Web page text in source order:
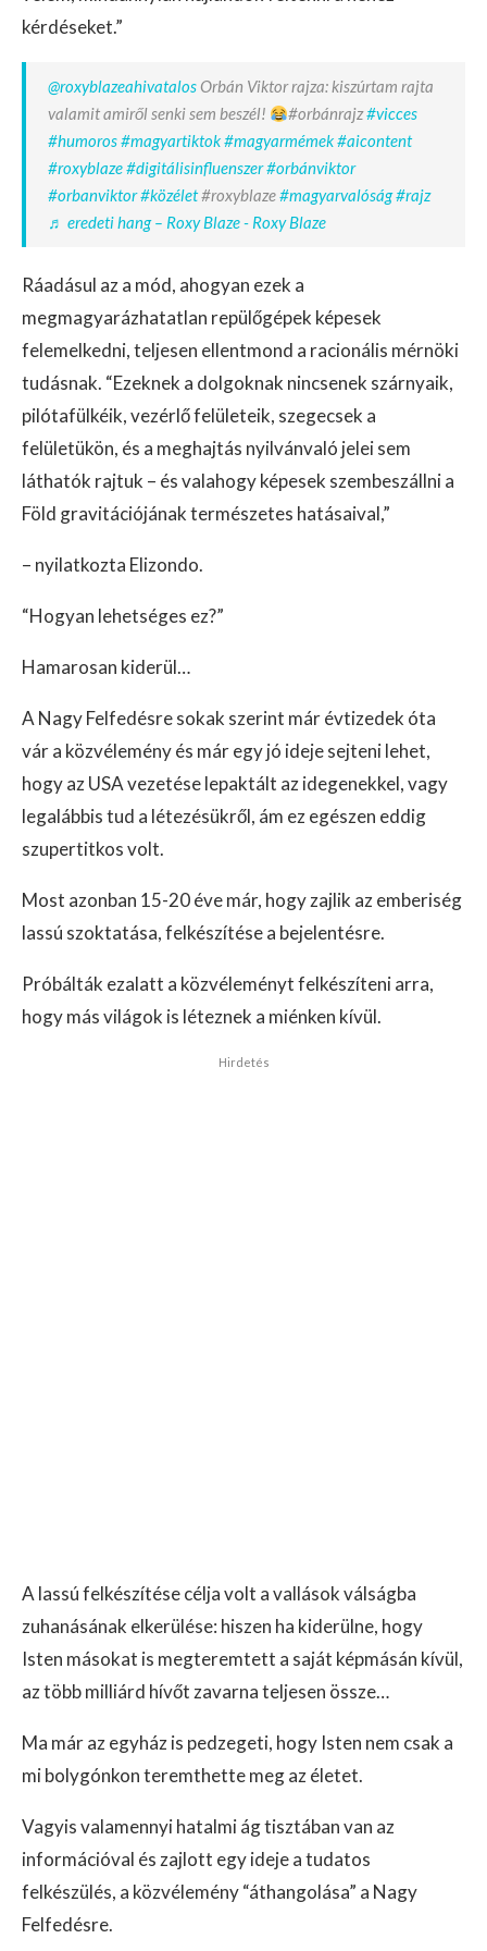
kérdéseket.”
@roxyblazeahivatalosOrbán Viktor rajza: kiszúrtam rajta
valamit amiről senki sem beszél!
#orbánrajz#vicces
#humoros#magyartiktok#magyarmémek#aicontent
#roxyblaze#digitálisinfluenszer#orbánviktor
#orbanviktor#közélet#roxyblaze#magyarvalóság#rajz
♬ eredeti hang – Roxy Blaze - Roxy Blaze
Ráadásul az a mód, ahogyan ezek a
megmagyarázhatatlan repülőgépek képesek
felemelkedni, teljesen ellentmond a racionális mérnöki
tudásnak. “Ezeknek a dolgoknak nincsenek szárnyaik,
pilótafülkéik, vezérlő felületeik, szegecsek a
felületükön, és a meghajtás nyilvánvaló jelei sem
láthatók rajtuk – és valahogy képesek szembeszállni a
Föld gravitációjának természetes hatásaival,”
– nyilatkozta Elizondo.
“Hogyan lehetséges ez?”
Hamarosan kiderül…
A Nagy Felfedésre sokak szerint már évtizedek óta
vár a közvélemény és már egy jó ideje sejteni lehet,
hogy az USA vezetése lepaktált az idegenekkel, vagy
legalábbis tud a létezésükről, ám ez egészen eddig
szupertitkos volt.
Most azonban 15-20 éve már, hogy zajlik az emberiség
lassú szoktatása, felkészítése a bejelentésre.
Próbálták ezalatt a közvéleményt felkészíteni arra,
hogy más világok is léteznek a miénken kívül.
Hirdetés
A lassú felkészítése célja volt a vallások válságba
zuhanásának elkerülése: hiszen ha kiderülne, hogy
Isten másokat is megteremtett a saját képmásán kívül,
az több milliárd hívőt zavarna teljesen össze…
Ma már az egyház is pedzegeti, hogy Isten nem csak a
mi bolygónkon teremthette meg az életet.
Vagyis valamennyi hatalmi ág tisztában van az
információval és zajlott egy ideje a tudatos
felkészülés, a közvélemény “áthangolása” a Nagy
Felfedésre.